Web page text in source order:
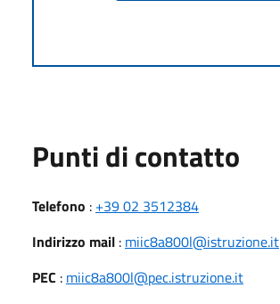
Punti di contatto
Telefono : +39 02 3512384
Indirizzo mail : miic8a800l@istruzione.it
PEC : miic8a800l@pec.istruzione.it